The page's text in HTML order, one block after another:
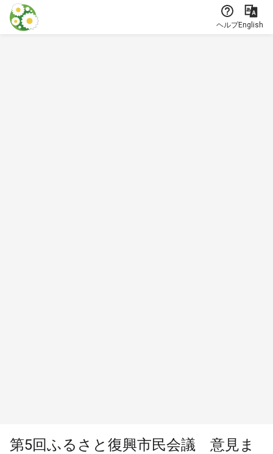
本文に飛ぶ
ヘルプEnglish
第5回ふるさと復興市民会議 意見ま